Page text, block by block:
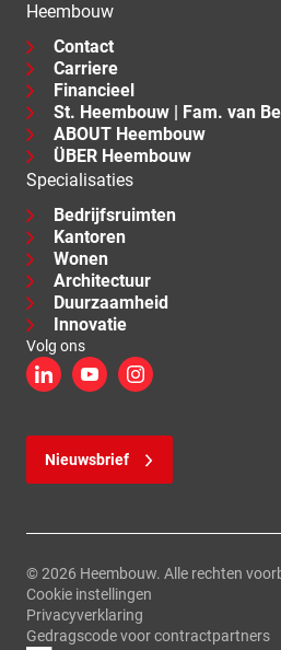
Heembouw
Contact
Carriere
Financieel
St. Heembouw | Fam. van
ABOUT Heembouw
ÜBER Heembouw
Specialisaties
Bedrijfsruimten
Kantoren
Wonen
Architectuur
Duurzaamheid
Innovatie
Volg ons
LinkedInYouTubeInstagram
Nieuwsbrief
© 2026 Heembouw. Alle rechten
Cookie instellingen
Privacyverklaring
Gedragscode voor contractpartners